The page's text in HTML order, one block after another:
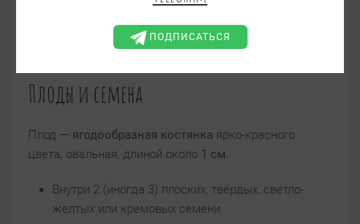
Плоды и семена
Плод — ягодообразная костянка ярко-красного
цвета, овальная, длиной около 1 см.
Внутри 2 (иногда 3) плоских, твёрдых, светло-
желтых или кремовых семени.
ПОДПИСАТЬСЯ